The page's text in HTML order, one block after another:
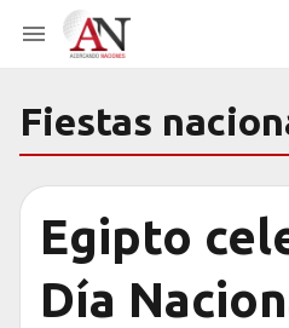
Fiestas
Egipto
Día